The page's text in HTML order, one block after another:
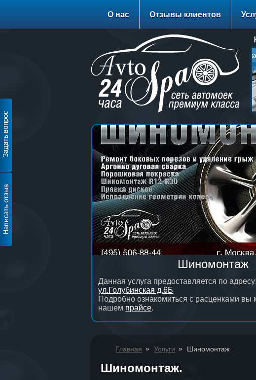
О нас Отзывы клиентов
Заправка
Шиномонтаж
Данная услуга предоставляется по адресу:
ул.Голубинская д.6Б
Подробно ознакомиться с расценками вы
нашем прайсе.
Главная » Услуги » Шиномонтаж
Шиномонтаж.